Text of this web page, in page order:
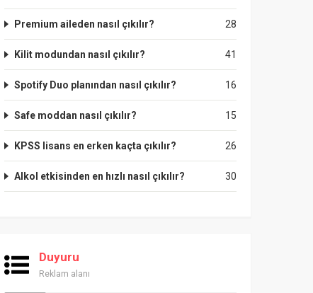
28
Premium aileden nasıl çıkılır?
41
Kilit modundan nasıl çıkılır?
16
Spotify Duo planından nasıl çıkılır?
15
Safe moddan nasıl çıkılır?
26
KPSS lisans en erken kaçta çıkılır?
30
Alkol etkisinden en hızlı nasıl çıkılır?
Duyuru
Reklam alanı